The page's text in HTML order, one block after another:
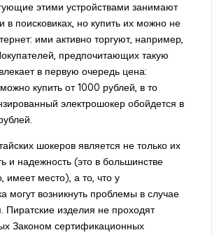
этими устройствами занимают
в поисковиках, но купить их можно не
ими активно торгуют, например,
предпочитающих такую
в первую очередь цена:
купить от 1000 рублей, в то
электрошокер обойдется в
шокеров является не только их
и надежность (это в большинстве
имеет место), а то, что у
могут возникнуть проблемы в случае
Пиратские изделия не проходят
Законом сертификационных